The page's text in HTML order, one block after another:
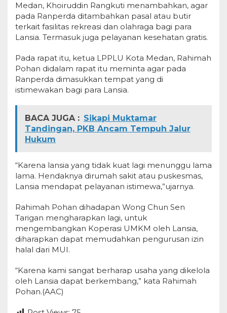
Medan, Khoiruddin Rangkuti menambahkan, agar
pada Ranperda ditambahkan pasal atau butir
terkait fasilitas rekreasi dan olahraga bagi para
Lansia. Termasuk juga pelayanan kesehatan gratis.
Pada rapat itu, ketua LPPLU Kota Medan, Rahimah
Pohan didalam rapat itu meminta agar pada
Ranperda dimasukkan tempat yang di
istimewakan bagi para Lansia.
BACA JUGA : Sikapi Muktamar
Tandingan, PKB Ancam Tempuh Jalur
Hukum
“Karena lansia yang tidak kuat lagi menunggu lama
lama. Hendaknya dirumah sakit atau puskesmas,
Lansia mendapat pelayanan istimewa,”ujarnya.
Rahimah Pohan dihadapan Wong Chun Sen
Tarigan mengharapkan lagi, untuk
mengembangkan Koperasi UMKM oleh Lansia,
diharapkan dapat memudahkan pengurusan izin
halal dari MUI.
“Karena kami sangat berharap usaha yang dikelola
oleh Lansia dapat berkembang,” kata Rahimah
Pohan.(AAC)